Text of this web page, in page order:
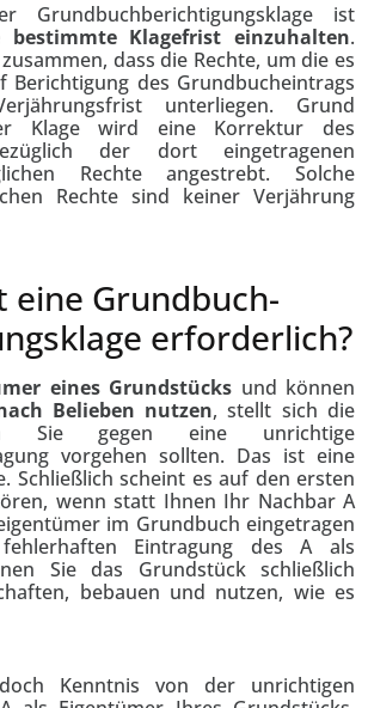
Grundbuchberichtigungsklage ist
bestimmte Klagefrist einzuhalten.
dass die Rechte, um die es
Berichtigung des Grundbucheintrags
unterliegen. Grund
Klage wird eine Korrektur des
der dort eingetragenen
Rechte angestrebt. Solche
Rechte sind keiner Verjährung
eine Grundbuch­
erforderlich?
eines Grundstücks und können
Belieben nutzen, stellt sich die
Sie gegen eine unrichtige
vorgehen sollten. Das ist eine
Schließlich scheint es auf den ersten
wenn statt Ihnen Ihr Nachbar A
im Grundbuch eingetragen
Eintragung des A als
Sie das Grundstück schließlich
bebauen und nutzen, wie es
Kenntnis von der unrichtigen